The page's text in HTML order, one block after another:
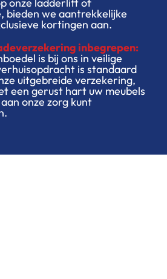
bieden we aantrekkelijke
kortingen aan.
inbegrepen:
is bij ons in veilige
is standaard
uitgebreide verzekering,
een gerust hart uw meubels
onze zorg kunt